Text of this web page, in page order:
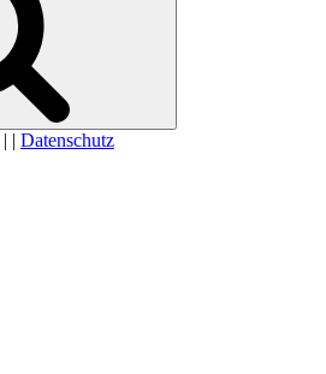
| | Datenschutz